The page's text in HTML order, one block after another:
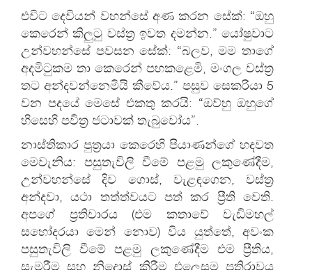
එවිට දෙවියන් වහන්සේ අණ කරන සේක්: “ඔහු
කෙරෙන් කිලුටු වස්ත්‍ර ඉවත දමන්න.” යෝෂුවාට
උන්වහන්සේ පවසන සේක්: “බලව, මම තාගේ
අදමිටුකම තා කෙරෙන් පහකළෙමි, මංගල වස්ත්‍ර
තට අන්දවන්නෙමියි කීවේය.” පසුව සෙකරියා 5
වන පදයේ මෙසේ එකතු කරයි: “ඔව්හු ඔහුගේ
හිසෙහි පවිත්‍ර ජටාවක් තැබුවෝය”.
නාස්තිකාර පුත්‍රයා කෙරෙහි පියාණන්ගේ හදවත
මෙවැනිය: පසුතැවිලි වීමේ පළමු ලකුණේදීම,
උන්වහන්සේ දිව ගොස්, වැළඳගෙන, වස්ත්‍ර
අන්දවා, යථා තත්ත්වයට පත් කර ප්‍රීති වෙති.
අපගේ ප්‍රතිචාරය (එම කතාවේ වැඩිමහල්
සහෝදරයා මෙන් නොව) විය යුත්තේ, අවංක
පසුතැවිලි වීමේ පළමු ලකුණේදීම එම ප්‍රීතිය,
සැමරීම සහ නිදොස් කිරීම එලෙසම ප්‍රතිරාවය